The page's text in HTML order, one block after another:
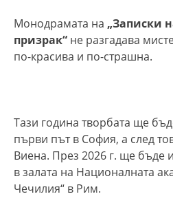
Монодрамата на „Записки
призрак“ не разгадава
по-красива и по-страшна.
Тази година творбата ще
първи път в София, а след
Виена. През 2026 г. ще бъде
в залата на Националната
Чечилия“ в Рим.